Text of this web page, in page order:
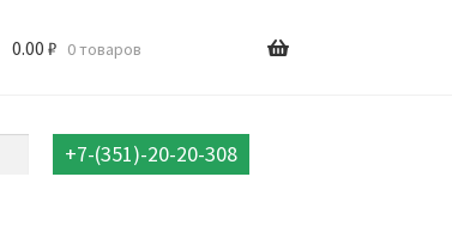
0.00 ₽ 0 товаров
+7-(351)-20-20-308